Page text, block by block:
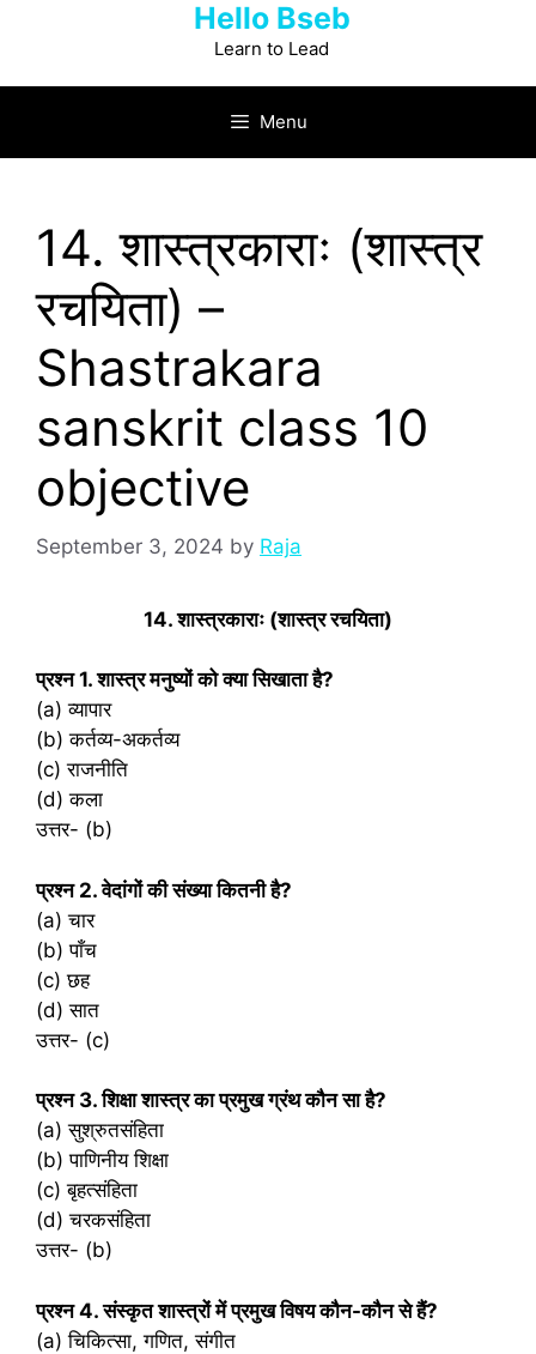
Hello Bseb
Learn to Lead
Menu
14. शास्त्रकाराः (शास्त्र
रचयिता) –
Shastrakara
sanskrit class 10
objective
September 3, 2024 by Raja
14. शास्त्रकाराः (शास्त्र रचयिता)
प्रश्‍न 1. शास्त्र मनुष्यों को क्या सिखाता है?
(a) व्यापार
(b) कर्तव्य-अकर्तव्य
(c) राजनीति
(d) कला
उत्तर- (b)
प्रश्‍न 2. वेदांगों की संख्या कितनी है?
(a) चार
(b) पाँच
(c) छह
(d) सात
उत्तर- (c)
प्रश्‍न 3. शिक्षा शास्त्र का प्रमुख ग्रंथ कौन सा है?
(a) सुश्रुतसंहिता
(b) पाणिनीय शिक्षा
(c) बृहत्संहिता
(d) चरकसंहिता
उत्तर- (b)
प्रश्‍न 4. संस्कृत शास्त्रों में प्रमुख विषय कौन-कौन से हैं?
(a) चिकित्सा, गणित, संगीत